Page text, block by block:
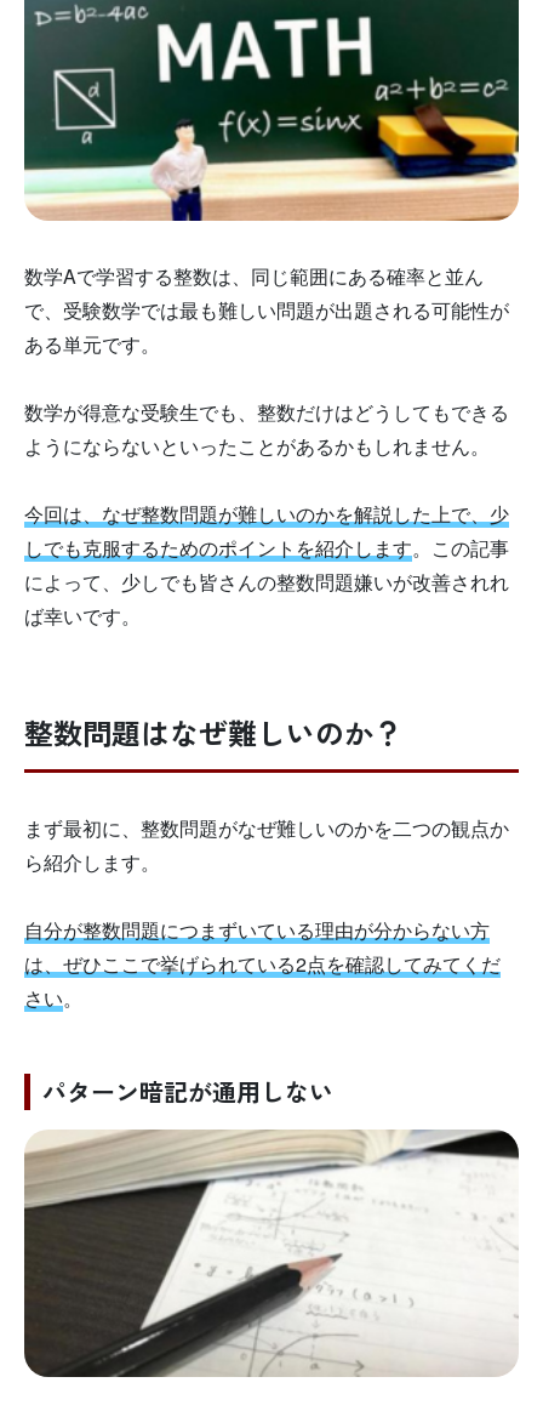
数学Aで学習する整数は、同じ範囲にある確率と並ん
で、受験数学では最も難しい問題が出題される可能性が
ある単元です。
数学が得意な受験生でも、整数だけはどうしてもできる
ようにならないといったことがあるかもしれません。
今回は、なぜ整数問題が難しいのかを解説した上で、少
しでも克服するためのポイントを紹介します。この記事
によって、少しでも皆さんの整数問題嫌いが改善されれ
ば幸いです。
整数問題はなぜ難しいのか？
まず最初に、整数問題がなぜ難しいのかを二つの観点か
ら紹介します。
自分が整数問題につまずいている理由が分からない方
は、ぜひここで挙げられている2点を確認してみてくだ
さい。
パターン暗記が通用しない